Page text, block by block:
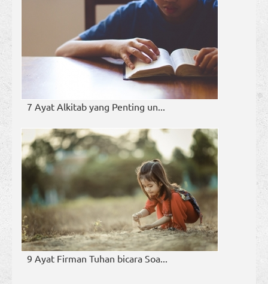
7 Ayat Alkitab yang Penting un...
9 Ayat Firman Tuhan bicara Soa...